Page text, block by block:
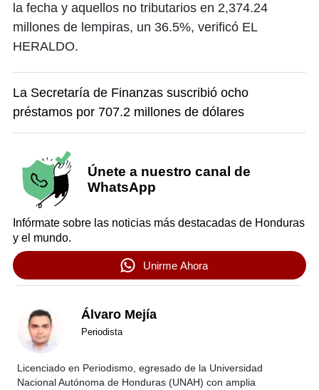
la fecha y aquellos no tributarios en 2,374.24
millones de lempiras, un 36.5%, verificó EL
HERALDO.
La Secretaría de Finanzas suscribió ocho
préstamos por 707.2 millones de dólares
Únete a nuestro canal de
WhatsApp
Infórmate sobre las noticias más destacadas de Honduras
y el mundo.
Unirme Ahora
Álvaro Mejía
Periodista
Licenciado en Periodismo, egresado de la Universidad
Nacional Autónoma de Honduras (UNAH) con amplia